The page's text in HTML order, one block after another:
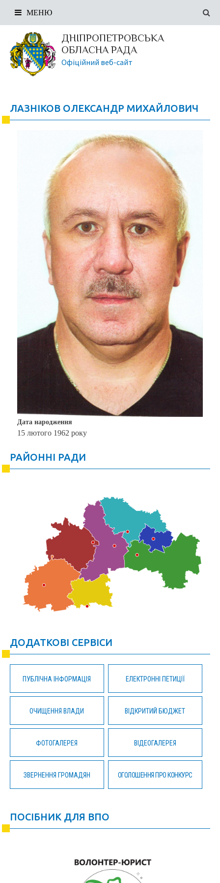
ДНІПРОПЕТРОВСЬКА
ОБЛАСНА РАДА
Офіційний веб-сайт
МЕНЮ
ЛАЗНІКОВ ОЛЕКСАНДР МИХАЙЛОВИЧ
Дата народження
15 лютого 1962 року
РАЙОННІ РАДИ
ДОДАТКОВІ СЕРВІСИ
ПУБЛІЧНА ІНФОРМАЦІЯ ЕЛЕКТРОННІ ПЕТИЦІЇ
ОЧИЩЕННЯ ВЛАДИ ВІДКРИТИЙ БЮДЖЕТ
ФОТОГАЛЕРЕЯ ВІДЕОГАЛЕРЕЯ
ЗВЕРНЕННЯ ГРОМАДЯН ОГОЛОШЕННЯ ПРО КОНКУРС
ПОСІБНИК ДЛЯ ВПО